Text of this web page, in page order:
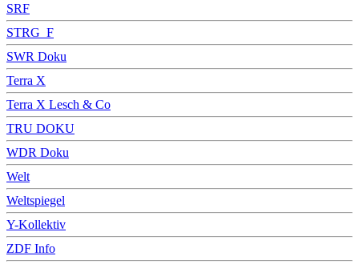
SRF
STRG_F
SWR Doku
Terra X
Terra X Lesch & Co
TRU DOKU
WDR Doku
Welt
Weltspiegel
Y-Kollektiv
ZDF Info